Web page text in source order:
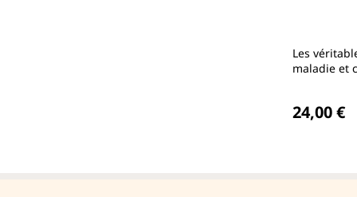
Les
maladie et
prévenir
24,00 €